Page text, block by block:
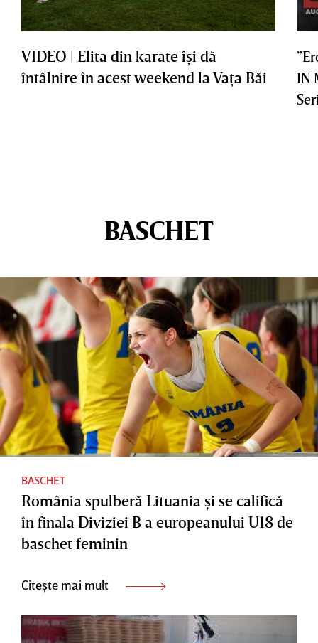
VIDEO | Elita din karate îşi dă
întâlnire în acest weekend la Vaţa Băi
IN
BASCHET
BASCHET
România spulberă Lituania şi se califică
în finala Diviziei B a europeanului U18 de
baschet feminin
Citește mai mult